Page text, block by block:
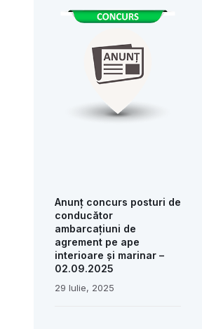
Anunț concurs posturi de
conducător
ambarcațiuni de
agrement pe ape
interioare și marinar –
02.09.2025
29 Iulie, 2025